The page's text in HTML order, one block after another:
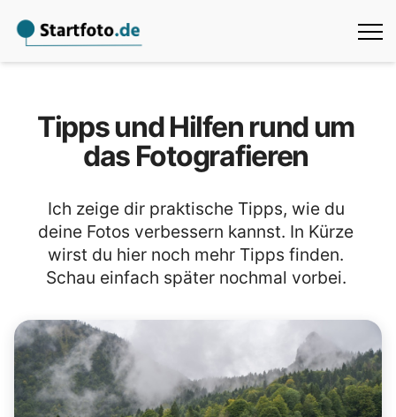
Tipps und Hilfen rund um
das Fotografieren
Ich zeige dir praktische Tipps, wie du
deine Fotos verbessern kannst. In Kürze
wirst du hier noch mehr Tipps finden.
Schau einfach später nochmal vorbei.